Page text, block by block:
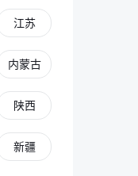
江苏
内蒙古
陕西
新疆